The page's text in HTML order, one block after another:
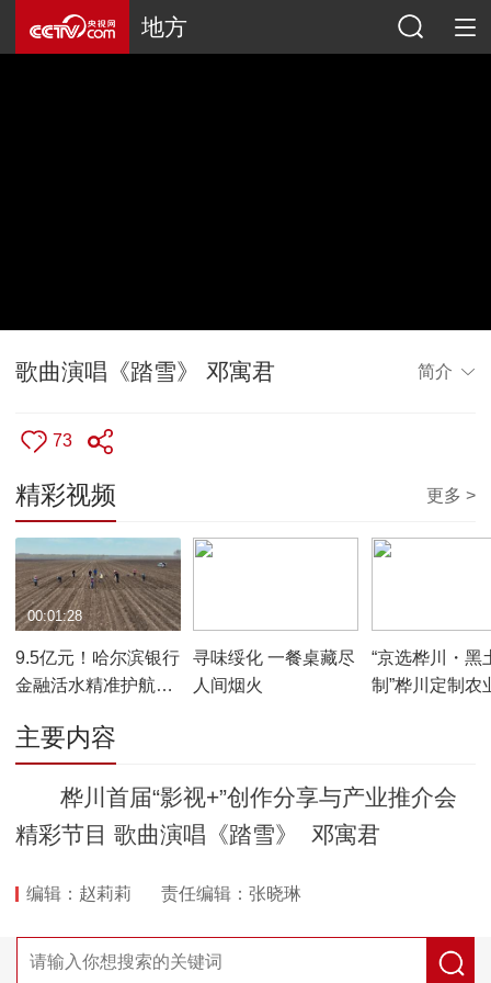
地方
歌曲演唱《踏雪》 邓寓君 简介
73
精彩视频 更多 >
9.5亿元！哈尔滨银行
金融活水精准护航春
00:01:28
寻味绥化 一餐桌藏尽
人间烟火
“京选桦川・黑
制”桦川定制农
主要内容
桦川首届“影视+”创作分享与产业推介会
精彩节目 歌曲演唱《踏雪》 邓寓君
编辑：赵莉莉 责任编辑：张晓琳